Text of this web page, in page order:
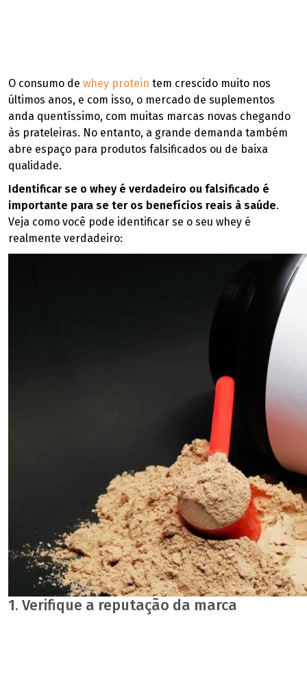
O consumo de whey protein tem crescido muito nos
últimos anos, e com isso, o mercado de suplementos
anda quentíssimo, com muitas marcas novas chegando
às prateleiras. No entanto, a grande demanda também
abre espaço para produtos falsificados ou de baixa
qualidade.
Identificar se o whey é verdadeiro ou falsificado é
importante para se ter os benefícios reais à saúde.
Veja como você pode identificar se o seu whey é
realmente verdadeiro:
1. Verifique a reputação da marca